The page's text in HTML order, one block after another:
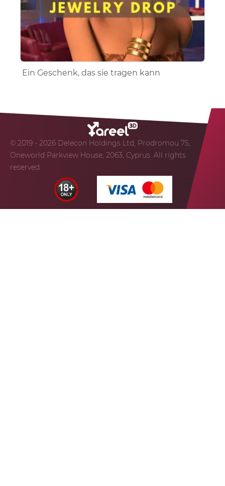
Ein Geschenk, das sie tragen kann
© 2019 - 2026 Delecon Holdings Ltd, Prodromou 75,
Oneworld Parkview House, 2063, Cyprus. All rights
reserved.